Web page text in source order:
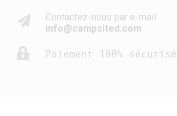
Contactez-nous par e-mail
info@campsited.com
Paiement 100% sécurisé